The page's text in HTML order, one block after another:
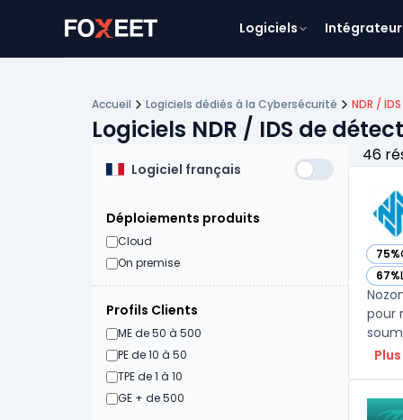
Logiciels
Accueil Logiciels dédiés à la Cybersécurité NDR /
Logiciels NDR / IDS de
Logiciel français
Déploiements produits
Cloud
On premise
Profils Clients
ME de 50 à 500
PE de 10 à 50
TPE de 1 à 10
GE + de 500
46
75%
—
67%
—
pour